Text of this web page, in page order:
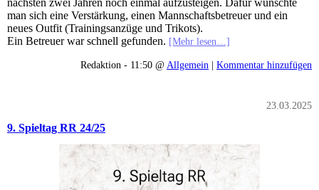
man sich eine Verstärkung, einen Mannschaftsbetreuer und ein
neues Outfit (Trainingsanzüge und Trikots).
Ein Betreuer war schnell gefunden. [Mehr lesen…]
Redaktion - 11:50 @ Allgemein | Kommentar hinzufügen
23.03.2025
9. Spieltag RR 24/25